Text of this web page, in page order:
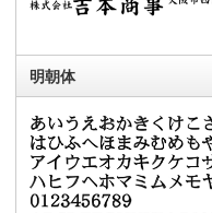
明朝体